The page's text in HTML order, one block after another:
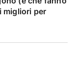
migliori per